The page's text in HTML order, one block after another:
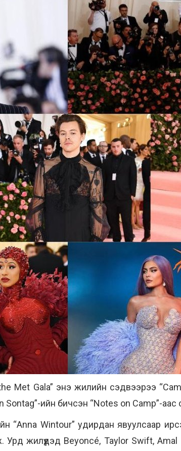
Met Gala” энэ жилийн сэдвээрээ
Sontag”-ийн бичсэн “Notes on Camp”-
“Anna Wintour” удирдан явуулсаар
Урд жилүүдэд Beyoncé, Taylor Swift,